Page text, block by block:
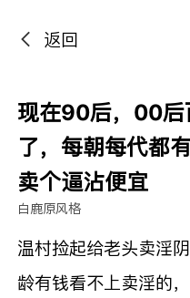
返回
现在90后，00后
了，每朝每代都
卖个逼沾便宜
白鹿原风格
温村捡起给老头卖淫
龄有钱看不上卖淫的